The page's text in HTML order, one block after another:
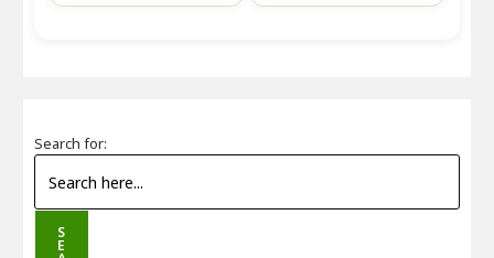
Search for:
S
E